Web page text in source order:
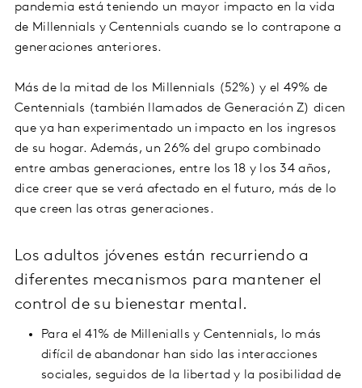
pandemia está teniendo un mayor impacto en la vida
de Millennials y Centennials cuando se lo contrapone a
generaciones anteriores.
Más de la mitad de los Millennials (52%) y el 49% de
Centennials (también llamados de Generación Z) dicen
que ya han experimentado un impacto en los ingresos
de su hogar. Además, un 26% del grupo combinado
entre ambas generaciones, entre los 18 y los 34 años,
dice creer que se verá afectado en el futuro, más de lo
que creen las otras generaciones.
Los adultos jóvenes están recurriendo a
diferentes mecanismos para mantener el
control de su bienestar mental.
Para el 41% de Millenialls y Centennials, lo más
difícil de abandonar han sido las interacciones
sociales, seguidos de la libertad y la posibilidad de